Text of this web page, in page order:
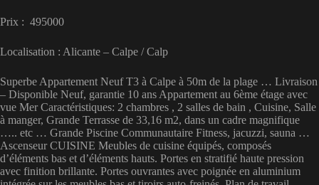
Prix : 495000
Localisation : Alicante – Calpe / Calp
Superbe Appartement Neuf T3 à Calpe à 50m de la plage … Livraison
– Disponible Neuf, garantie 10 ans Appartement au 6ème étage avec
vue Mer Caractéristiques: 2 chambres , 2 salles de bain , Cuisine, Salle
à manger, Grande Terrasse de 33,16 m2, dans un cadre magnifique
….. etc … Grande Piscine Communautaire Fitness, jacuzzi, sauna …
Ascenseur CUISINE Meubles de cuisine équipés, composés
d’éléments bas et d’éléments hauts. Portes en stratifié haute pression
avec finition brillante. Portes ouvrantes avec poignée en aluminium